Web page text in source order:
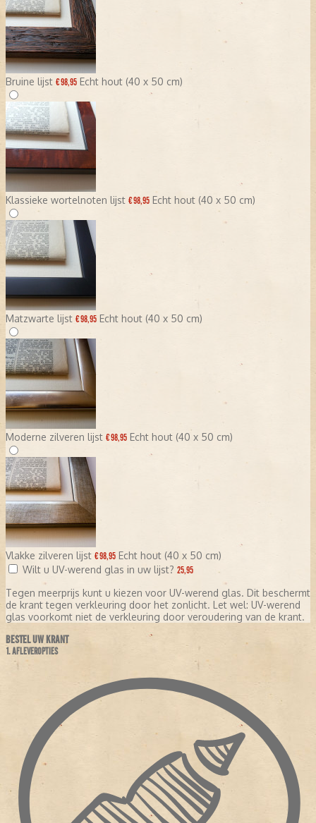
Bruine lijst € 98,95 Echt hout (40 x 50 cm)
Klassieke wortelnoten lijst € 98,95 Echt hout (40 x 50 cm)
Matzwarte lijst € 98,95 Echt hout (40 x 50 cm)
Moderne zilveren lijst € 98,95 Echt hout (40 x 50 cm)
Vlakke zilveren lijst € 98,95 Echt hout (40 x 50 cm)
Wilt u UV-werend glas in uw lijst? 25,95
Tegen meerprijs kunt u kiezen voor UV-werend glas. Dit beschermt
de krant tegen verkleuring door het zonlicht. Let wel: UV-werend
glas voorkomt niet de verkleuring door veroudering van de krant.
BESTEL UW KRANT
1. AFLEVEROPTIES